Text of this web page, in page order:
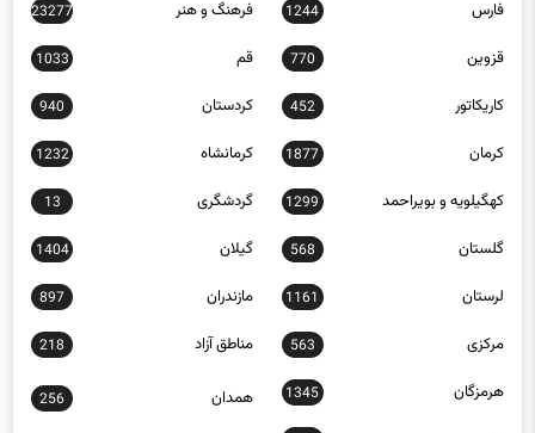
قزوین 770 قم 1033
کاریکاتور 452 کردستان 940
کرمان 1877 کرمانشاه 1232
کهگیلویه و بویراحمد 1299 گردشگری 13
گلستان 568 گیلان 1404
لرستان 1161 مازندران 897
مرکزی 563 مناطق آزاد 218
هرمزگان 1345
256
یزد 30